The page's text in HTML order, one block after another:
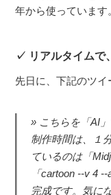
年から使っています
リアルタイムで
先日に、下記のツイ
こちらを「AI
制作時間は、１
ているのは「
「cartoon --v 4
完成です。気に